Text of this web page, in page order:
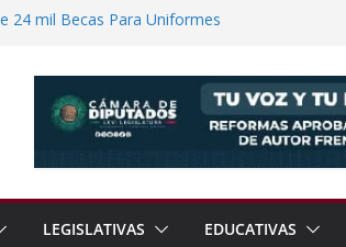
24 mil Becas Para Uniformes
Bienestar a
LEGISLATIVAS EDUCATIVAS